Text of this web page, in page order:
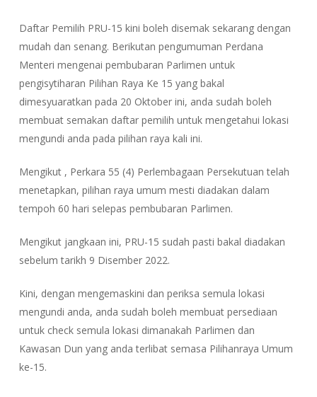
Daftar Pemilih PRU-15 kini boleh disemak sekarang dengan
mudah dan senang. Berikutan pengumuman Perdana
Menteri mengenai pembubaran Parlimen untuk
pengisytiharan Pilihan Raya Ke 15 yang bakal
dimesyuaratkan pada 20 Oktober ini, anda sudah boleh
membuat semakan daftar pemilih untuk mengetahui lokasi
mengundi anda pada pilihan raya kali ini.
Mengikut , Perkara 55 (4) Perlembagaan Persekutuan telah
menetapkan, pilihan raya umum mesti diadakan dalam
tempoh 60 hari selepas pembubaran Parlimen.
Mengikut jangkaan ini, PRU-15 sudah pasti bakal diadakan
sebelum tarikh 9 Disember 2022.
Kini, dengan mengemaskini dan periksa semula lokasi
mengundi anda, anda sudah boleh membuat persediaan
untuk check semula lokasi dimanakah Parlimen dan
Kawasan Dun yang anda terlibat semasa Pilihanraya Umum
ke-15.